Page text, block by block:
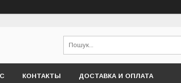
КОНТАКТЫ ДОСТАВКА И ОПЛАТА